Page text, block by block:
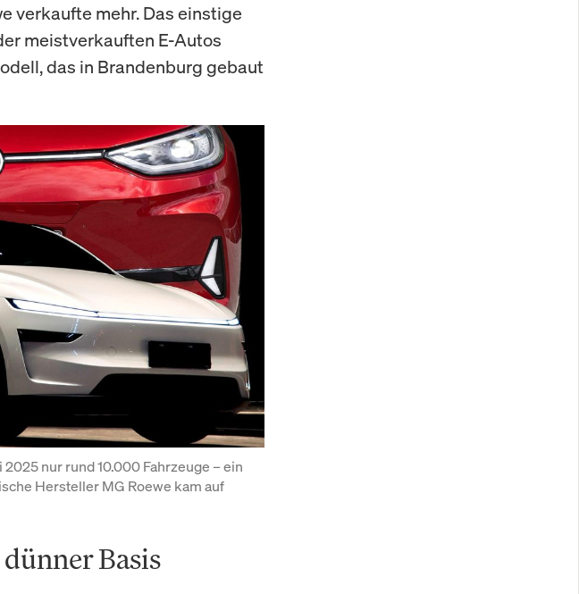
verkaufte mehr. Das einstige
meistverkauften E-Autos
das in Brandenburg gebaut
nur rund 10.000 Fahrzeuge – ein
Hersteller MG Roewe kam auf
Basis